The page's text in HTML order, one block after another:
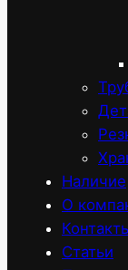
Наличие
О
Статьи